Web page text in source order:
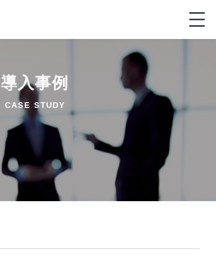
導入事例
CASE STUDY